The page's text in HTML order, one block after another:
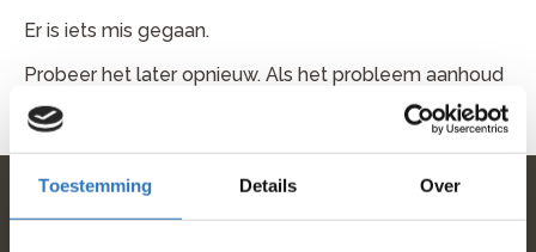
Toestemming Details Over
Er is iets mis gegaan.
Probeer het later opnieuw. Als het probleem aanhoud
neem dan contact met ons op.